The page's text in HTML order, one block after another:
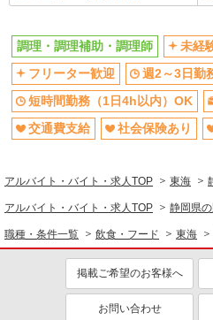
調理・調理補助・調理師 未経
フリーター歓迎
週2～3日勤
短時間勤務（1日4h以内）OK
交通費支給
社会保険あり
アルバイト・バイト・求人TOP 東海
アルバイト・バイト・求人TOP 静岡県
職種・条件一覧 飲食・フード 東海
掲載ご希望のお客様へ
お問い合わせ